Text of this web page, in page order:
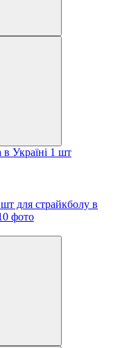
Україні 1 шт